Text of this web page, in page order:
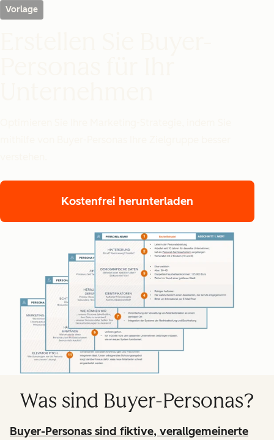
Vorlage
Kostenfrei herunterladen
Was sind Buyer-Personas?
Buyer-Personas sind fiktive, verallgemeinerte